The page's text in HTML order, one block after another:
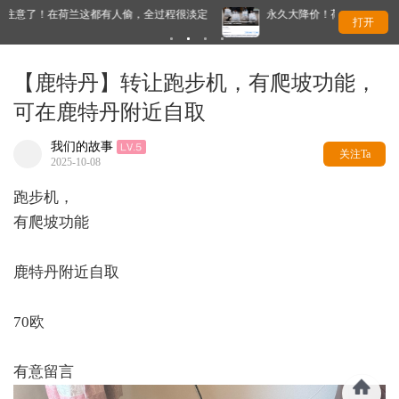
永久大降价！荷兰平价品牌官宣了，将硬扛Temu和SHEIN
迎
始
打开
【鹿特丹】转让跑步机，有爬坡功能，
可在鹿特丹附近自取
我们的故事
2025-10-08
关注Ta
跑步机，
有爬坡功能
鹿特丹附近自取
70欧
有意留言